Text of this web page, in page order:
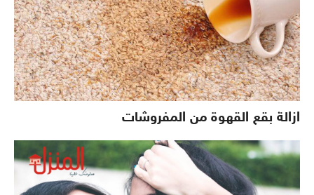
ازالة بقع القهوة من المفروشات